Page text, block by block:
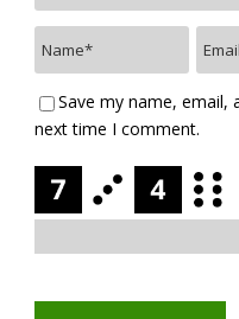
Save my name, email,
next time I comment.